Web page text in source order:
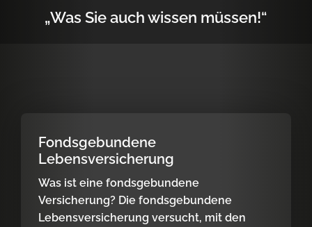
„Was Sie auch wissen müssen!“
Fondsgebundene
Lebensversicherung
Was ist eine fondsgebundene
Versicherung? Die fondsgebundene
Lebensversicherung versucht, mit den